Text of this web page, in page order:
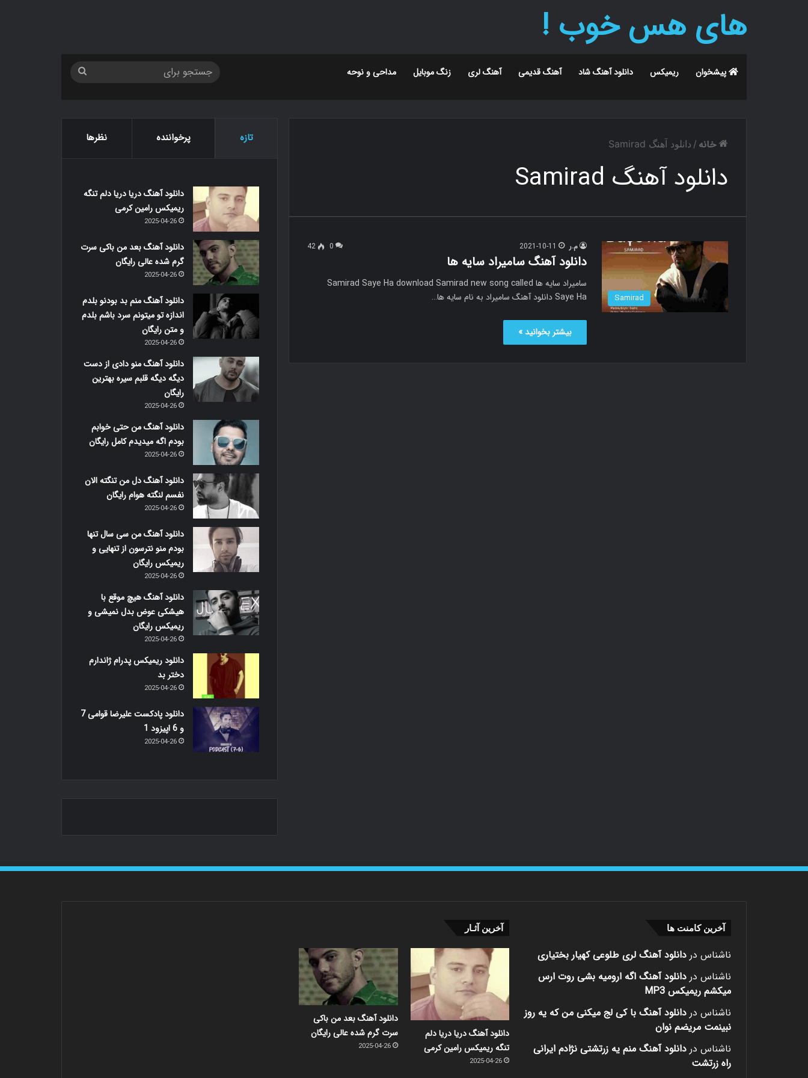
های هس خوب !
پیشخوان ریمیکس دانلود آهنگ شاد آهنگ قدیمی آهنگ لری زنگ موبایل مداحی و نوحه
خانه / دانلود آهنگ Samirad
دانلود آهنگ Samirad
Samirad
م.ر 2021-10-11
0
42
دانلود آهنگ سامیراد سایه ها
سامیراد سایه ها Samirad Saye Ha download Samirad new song called
Saye Ha دانلود آهنگ سامیراد به نام سایه ها…
بیشتر بخوانید »
تازه پرخواننده نظرها
دانلود آهنگ دریا دریا دلم تنگه
ریمیکس رامین کرمی
2025-04-26
دانلود آهنگ بعد من باکی سرت
گرم شده عالی رایگان
2025-04-26
دانلود آهنگ منم بد بودنو بلدم
اندازه تو میتونم سرد باشم بلدم
و متن رایگان
2025-04-26
دانلود آهنگ منو دادی از دست
دیگه دیگه قلبم سیره بهترین
رایگان
2025-04-26
دانلود آهنگ من حتی خوابم
بودم اگه میدیدم کامل رایگان
2025-04-26
دانلود آهنگ دل من تنگته الان
نفسم لنگته هوام رایگان
2025-04-26
دانلود آهنگ من سی سال تنها
بودم منو نترسون از تنهایی و
ریمیکس رایگان
2025-04-26
دانلود آهنگ هیچ موقع با
هیشکی عوض بدل نمیشی و
ریمیکس رایگان
2025-04-26
دانلود ریمیکس پدرام ژاندارم
دختر بد
2025-04-26
دانلود پادکست علیرضا قوامی 7
و 6 اپیزود 1
2025-04-26
آخرین کامنت ها
ناشناس در دانلود آهنگ لری طلوعی کهیار بختیاری
ناشناس در دانلود آهنگ اگه ارومیه بشی روت ارس
میکشم ریمیکس MP3
ناشناس در دانلود آهنگ با کی لج میکنی من که یه روز
نبینمت مریضم نوان
ناشناس در دانلود آهنگ منم یه زرتشتی نژادم ایرانی
راه زرتشت
آخرین آثـار
دانلود آهنگ دریا دریا دلم
تنگه ریمیکس رامین کرمی
2025-04-26
دانلود آهنگ بعد من باکی
سرت گرم شده عالی رایگان
2025-04-26